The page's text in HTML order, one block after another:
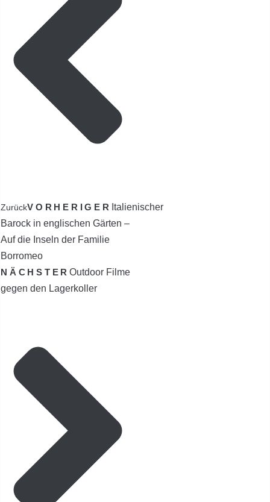
ZurückVORHERIGER Italienischer
Barock in englischen Gärten –
Auf die Inseln der Familie
Borromeo
NÄCHSTER Outdoor Filme
gegen den Lagerkoller